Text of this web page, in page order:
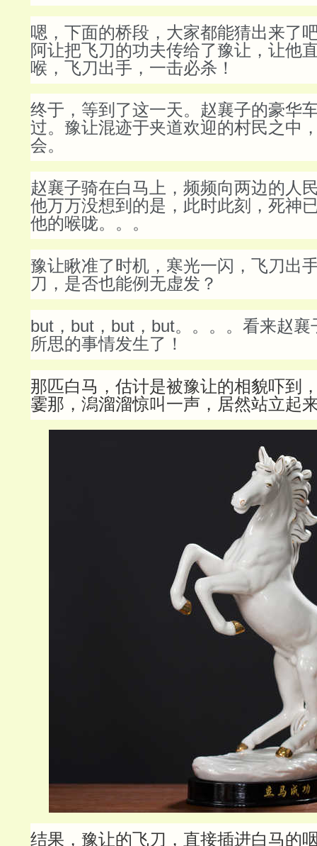
嗯，下面的桥段，大家都能猜出来了
阿让把飞刀的功夫传给了豫让，让他
喉，飞刀出手，一击必杀！
终于，等到了这一天。赵襄子的豪华
过。豫让混迹于夹道欢迎的村民之中
会。
赵襄子骑在白马上，频频向两边的人
他万万没想到的是，此时此刻，死神
他的喉咙。。。
豫让瞅准了时机，寒光一闪，飞刀出
刀，是否也能例无虚发？
but，but，but，but。。。。看来赵
所思的事情发生了！
那匹白马，估计是被豫让的相貌吓到
霎那，潟溜溜惊叫一声，居然站立起
结果，豫让的飞刀，直接插进白马的